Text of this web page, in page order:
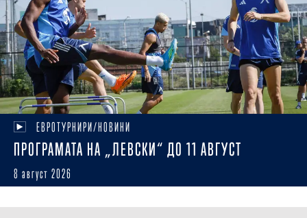
ЕВРОТУРНИРИ/НОВИНИ
ПРОГРАМАТА НА „ЛЕВСКИ“ ДО 11 АВГУСТ
8 август 2026